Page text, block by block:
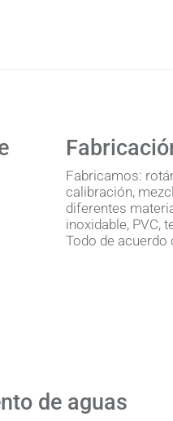
Fabricamos:
calibración,
diferentes
inoxidable, PVC,
Todo de acuerdo
de aguas